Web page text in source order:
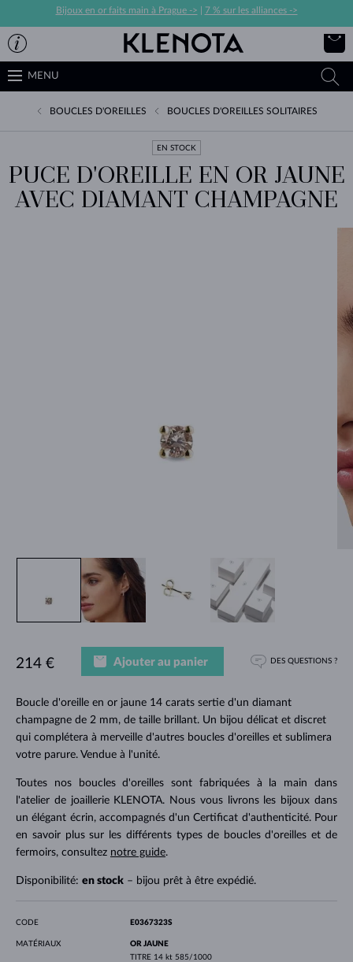
Bijoux en or faits main à Prague -> 7 % sur les alliances ->
MENU
BOUCLES D'OREILLES BOUCLES D'OREILLES SOLITAIRES
EN STOCK
PUCE D'OREILLE EN OR JAUNE
AVEC DIAMANT CHAMPAGNE
Boucle d'oreille en or jaune 14 carats sertie d'un diamant
champagne de 2 mm, de taille brillant. Un bijou délicat et discret
qui complétera à merveille d'autres boucles d'oreilles et sublimera
votre parure. Vendue à l'unité.
Toutes nos boucles d'oreilles sont fabriquées à la main dans
l'atelier de joaillerie KLENOTA. Nous vous livrons les bijoux dans
un élégant écrin, accompagnés d'un Certificat d'authenticité. Pour
en savoir plus sur les différents types de boucles d'oreilles et de
fermoirs, consultez notre guide.
Disponibilité: en stock– bijou prêt à être expédié.
214 € Ajouter au panier DES QUESTIONS ?
CODE E0367323S
MATÉRIAUX
OR JAUNE
TITRE 14 kt 585/1000